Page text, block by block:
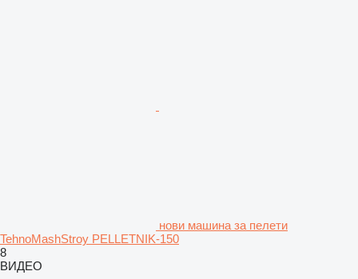
нови машина за пелети
TehnoMashStroy PELLETNIK-150
8
ВИДЕО